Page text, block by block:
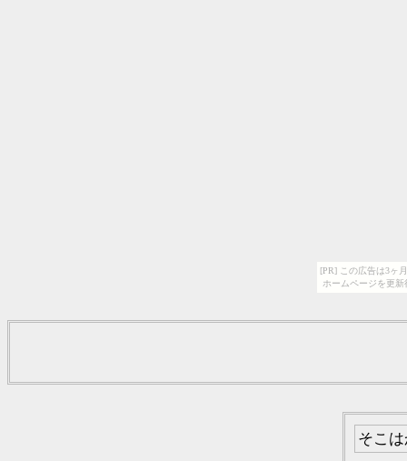
[PR] この広告は3ヶ
ホームページを更
そこ